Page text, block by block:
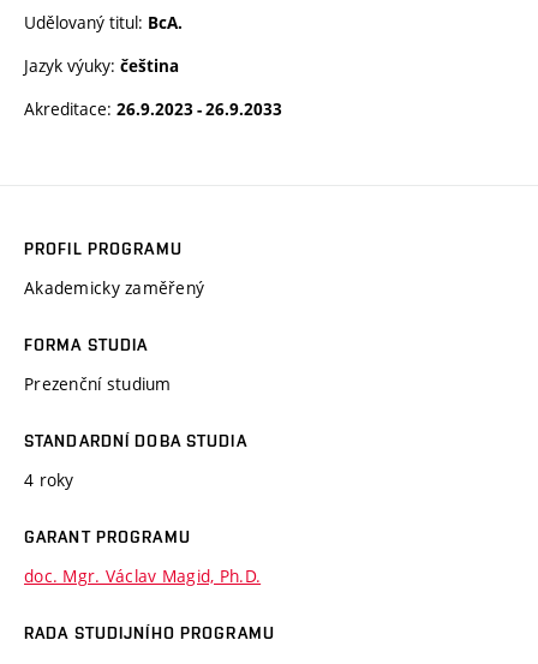
Udělovaný titul: BcA.
Jazyk výuky: čeština
Akreditace: 26.9.2023 - 26.9.2033
PROFIL PROGRAMU
Akademicky zaměřený
FORMA STUDIA
Prezenční studium
STANDARDNÍ DOBA STUDIA
4 roky
GARANT PROGRAMU
doc. Mgr. Václav Magid, Ph.D.
RADA STUDIJNÍHO PROGRAMU